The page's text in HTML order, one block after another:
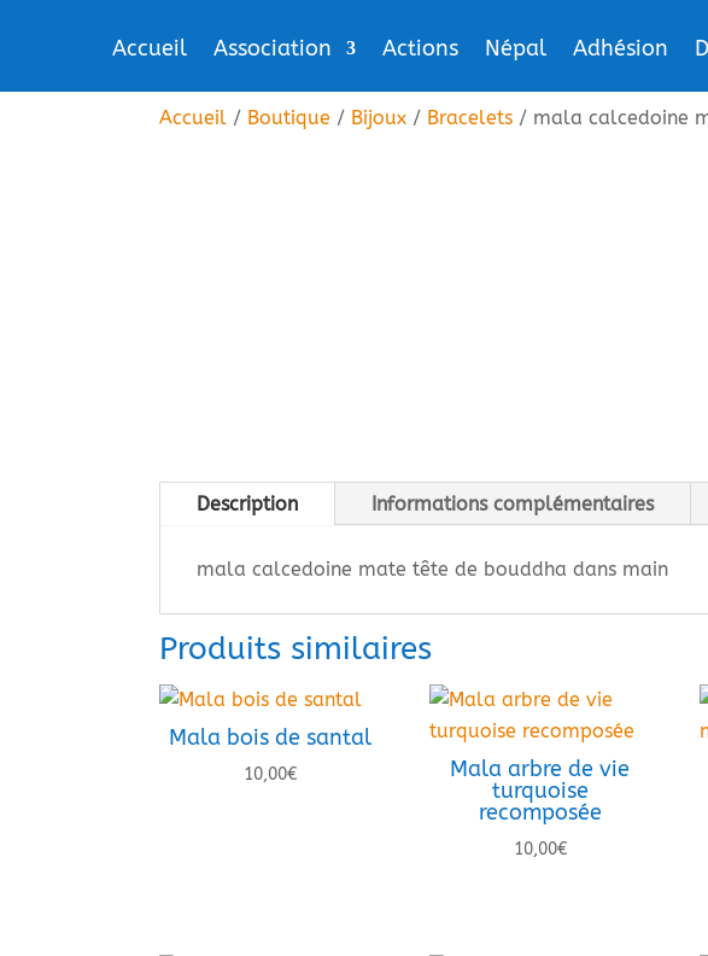
Accueil Association Actions Népal Adhésion
Accueil / Boutique / Bijoux / Bracelets / mala calcedoine
Description Informations complémentaires
mala calcedoine mate tête de bouddha dans main
Produits similaires
Mala bois de santal
10,00€
Mala arbre de vie
turquoise
recomposée
10,00€